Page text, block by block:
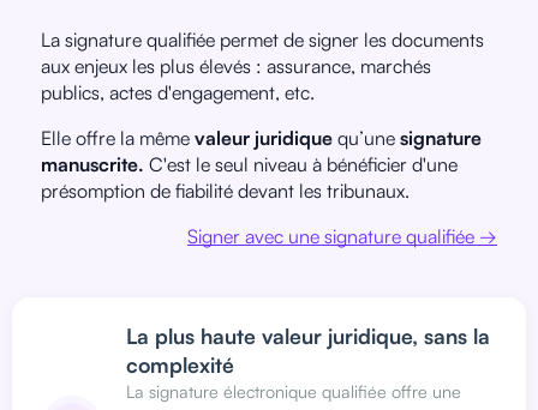
La signature qualifiée permet de signer les documents
aux enjeux les plus élevés : assurance, marchés
publics, actes d'engagement, etc.
Elle offre la même valeur juridique qu’une signature
manuscrite. C'est le seul niveau à bénéficier d'une
présomption de fiabilité devant les tribunaux.
Signer avec une signature qualifiée →
La plus haute valeur juridique, sans la
complexité
La signature électronique qualifiée offre une